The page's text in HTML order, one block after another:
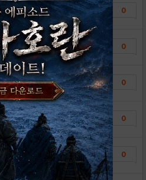
[정보] 포지션, 연도별 고급 선수 현황 .. 22
0
0
0
0
0